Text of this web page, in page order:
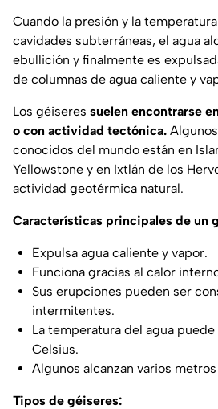
Cuando la presión y la
cavidades subterráneas, el agua
ebullición y finalmente es
de columnas de agua caliente y
Los géiseres suelen encontrarse
o con actividad tectónica.
conocidos del mundo están en
Yellowstone y en Ixtlán de los
actividad geotérmica natural.
Características principales de un
Expulsa agua caliente y vapor.
Funciona gracias al calor
Sus erupciones pueden ser
intermitentes.
La temperatura del agua
Celsius.
Algunos alcanzan varios
Tipos de géiseres: